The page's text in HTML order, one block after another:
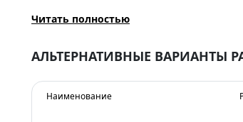
Читать полностью
АЛЬТЕРНАТИВНЫЕ ВАРИАНТЫ
Наименование